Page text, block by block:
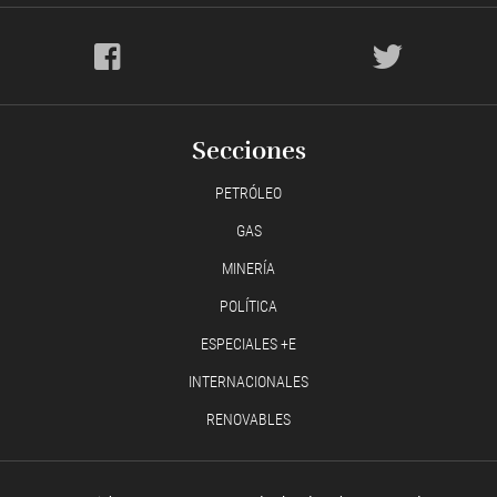
Secciones
PETRÓLEO
GAS
MINERÍA
POLÍTICA
ESPECIALES +E
INTERNACIONALES
RENOVABLES